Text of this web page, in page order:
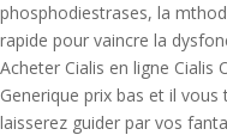
phosphodiestrases, la
rapide pour vaincre la
Acheter Cialis en ligne Cialis
Generique prix bas et il
laisserez guider par vos